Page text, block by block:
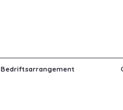
Bedriftsarrangement